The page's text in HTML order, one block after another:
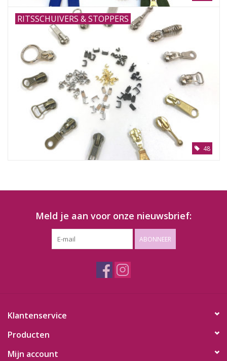
RITSSCHUIVERS & STOPPERS
48
Meld je aan voor onze nieuwsbrief:
ABONNEER
Klantenservice
Producten
Mijn account